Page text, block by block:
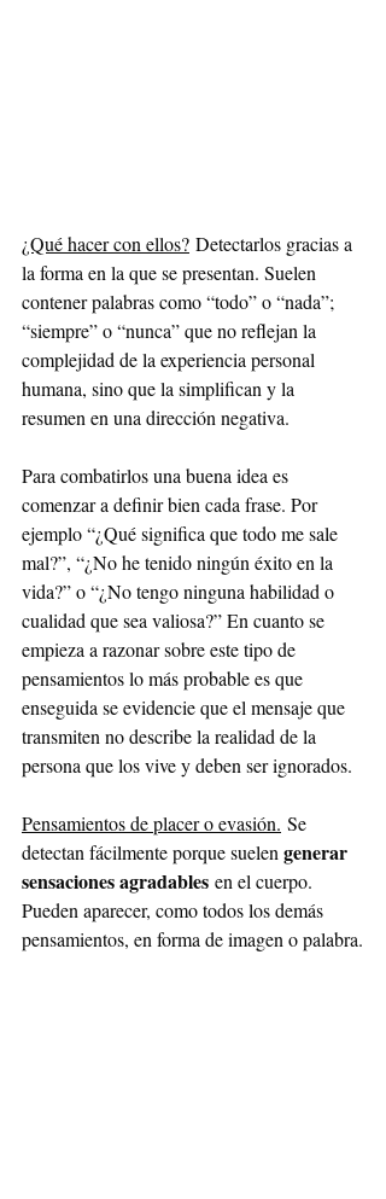
¿Qué hacer con ellos? Detectarlos gracias a
la forma en la que se presentan. Suelen
contener palabras como “todo” o “nada”;
“siempre” o “nunca” que no reflejan la
complejidad de la experiencia personal
humana, sino que la simplifican y la
resumen en una dirección negativa.
Para combatirlos una buena idea es
comenzar a definir bien cada frase. Por
ejemplo “¿Qué significa que todo me sale
mal?”, “¿No he tenido ningún éxito en la
vida?” o “¿No tengo ninguna habilidad o
cualidad que sea valiosa?” En cuanto se
empieza a razonar sobre este tipo de
pensamientos lo más probable es que
enseguida se evidencie que el mensaje que
transmiten no describe la realidad de la
persona que los vive y deben ser ignorados.
Pensamientos de placer o evasión. Se
detectan fácilmente porque suelen generar
sensaciones agradables en el cuerpo.
Pueden aparecer, como todos los demás
pensamientos, en forma de imagen o palabra.